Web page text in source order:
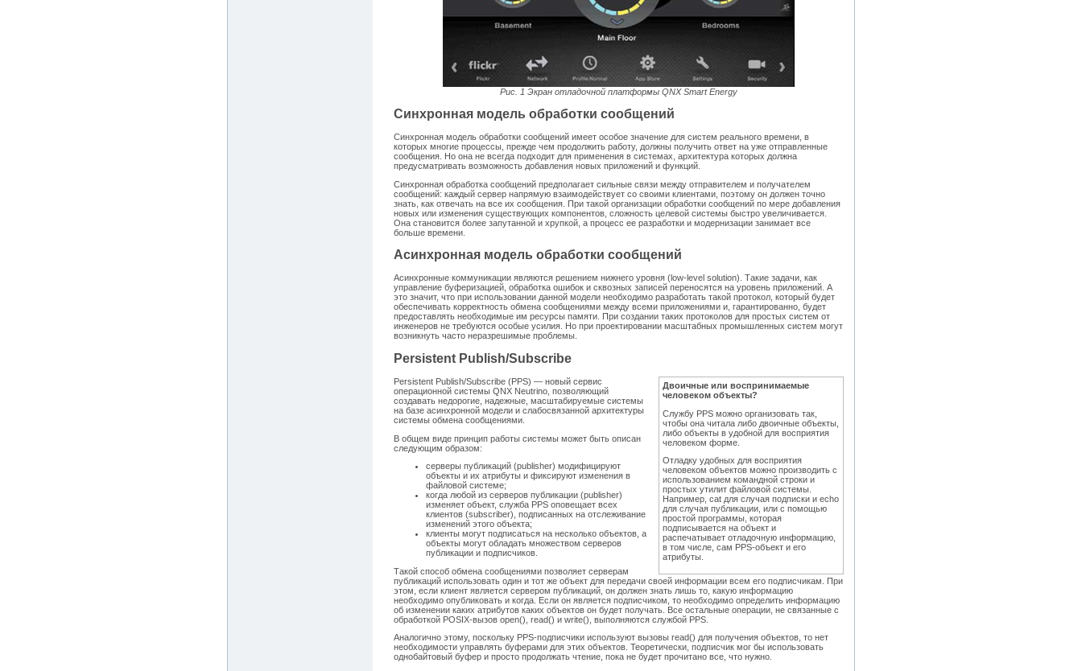
Рис. 1 Экран отладочной платформы QNX Smart Energy
Синхронная модель обработки сообщений
Синхронная модель обработки сообщений имеет особое значение для систем реального времени, в
которых многие процессы, прежде чем продолжить работу, должны получить ответ на уже отправленные
сообщения. Но она не всегда подходит для применения в системах, архитектура которых должна
предусматривать возможность добавления новых приложений и функций.
Синхронная обработка сообщений предполагает сильные связи между отправителем и получателем
сообщений: каждый сервер напрямую взаимодействует со своими клиентами, поэтому он должен точно
знать, как отвечать на все их сообщения. При такой организации обработки сообщений по мере добавления
новых или изменения существующих компонентов, сложность целевой системы быстро увеличивается.
Она становится более запутанной и хрупкой, а процесс ее разработки и модернизации занимает все
больше времени.
Асинхронная модель обработки сообщений
Асинхронные коммуникации являются решением нижнего уровня (low-level solution). Такие задачи, как
управление буферизацией, обработка ошибок и сквозных записей переносятся на уровень приложений. А
это значит, что при использовании данной модели необходимо разработать такой протокол, который будет
обеспечивать корректность обмена сообщениями между всеми приложениями и, гарантированно, будет
предоставлять необходимые им ресурсы памяти. При создании таких протоколов для простых систем от
инженеров не требуются особые усилия. Но при проектировании масштабных промышленных систем могут
возникнуть часто неразрешимые проблемы.
Persistent Publish/Subscribe
Двоичные или воспринимаемые
человеком объекты?
Службу PPS можно организовать так,
чтобы она читала либо двоичные объекты,
либо объекты в удобной для восприятия
человеком форме.
Отладку удобных для восприятия
человеком объектов можно производить с
использованием командной строки и
простых утилит файловой системы.
Например, cat для случая подписки и echo
для случая публикации, или с помощью
простой программы, которая
подписывается на объект и
распечатывает отладочную информацию,
в том числе, сам PPS-объект и его
атрибуты.
Persistent Publish/Subscribe (PPS) — новый сервис
операционной системы QNX Neutrino, позволяющий
создавать недорогие, надежные, масштабируемые системы
на базе асинхронной модели и слабосвязанной архитектуры
системы обмена сообщениями.
В общем виде принцип работы системы может быть описан
следующим образом:
серверы публикаций (publisher) модифицируют
объекты и их атрибуты и фиксируют изменения в
файловой системе;
когда любой из серверов публикации (publisher)
изменяет объект, служба PPS оповещает всех
клиентов (subscriber), подписанных на отслеживание
изменений этого объекта;
клиенты могут подписаться на несколько объектов, а
объекты могут обладать множеством серверов
публикации и подписчиков.
Такой способ обмена сообщениями позволяет серверам
публикаций использовать один и тот же объект для передачи своей информации всем его подписчикам. При
этом, если клиент является сервером публикаций, он должен знать лишь то, какую информацию
необходимо опубликовать и когда. Если он является подписчиком, то необходимо определить информацию
об изменении каких атрибутов каких объектов он будет получать. Все остальные операции, не связанные с
обработкой POSIX-вызов open(), read() и write(), выполняются службой PPS.
Аналогично этому, поскольку PPS-подписчики используют вызовы read() для получения объектов, то нет
необходимости управлять буферами для этих объектов. Теоретически, подписчик мог бы использовать
однобайтовый буфер и просто продолжать чтение, пока не будет прочитано все, что нужно.